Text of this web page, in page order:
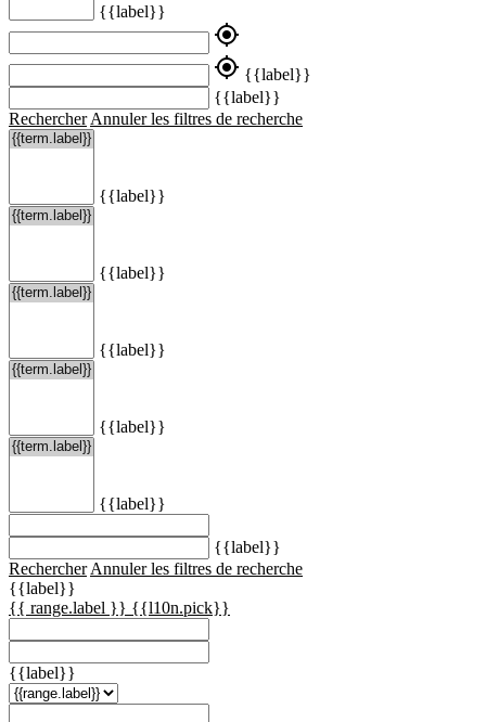
{{label}}
my_location
my_location {{label}}
{{label}}
Rechercher Annuler les filtres de recherche
{{label}}
{{label}}
{{label}}
{{label}}
{{label}}
{{label}}
Rechercher Annuler les filtres de recherche
{{label}}
{{ range.label }} {{l10n.pick}}
{{label}}